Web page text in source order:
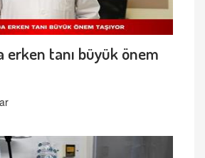
erken tanı büyük önem